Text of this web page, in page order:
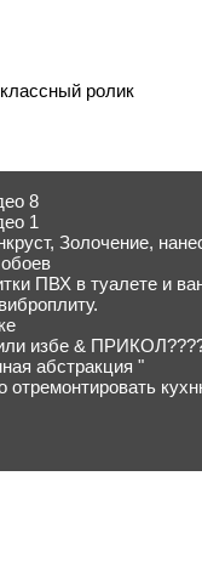
ролик
8
1
Золочение,
ПВХ в туалете и
избе &
абстракция "
отремонтировать